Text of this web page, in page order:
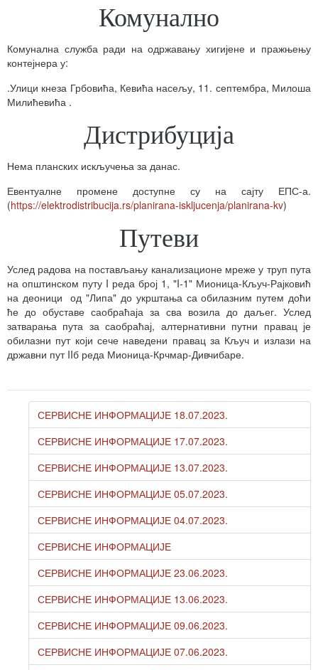
Комунално
Комунална служба ради на одржавању хигијене и пражњењу
контејнера у:
.Улици кнеза Грбовића, Кевића насељу, 11. септембра, Милоша
Милићевића .
Дистрибуција
Нема планских искључења за данас.
Евентуалне промене доступне су на сајту ЕПС-а.
(https://elektrodistribucija.rs/planirana-iskljucenja/planirana-kv)
Путеви
Услед радова на постављању канализационе мреже у труп пута
на општинском путу I реда број 1, "I-1" Мионица-Кључ-Рајковић
на деоници од "Липа" до укрштања са обилазним путем доћи
ће до обуставе саобраћаја за сва возила до даљег. Услед
затварања пута за саобраћај, алтернативни путни правац је
обилазни пут који сече наведени правац за Кључ и излази на
државни пут IIб реда Мионица-Крчмар-Дивчибаре.
СЕРВИСНЕ ИНФОРМАЦИЈЕ 18.07.2023.
СЕРВИСНЕ ИНФОРМАЦИЈЕ 17.07.2023.
СЕРВИСНЕ ИНФОРМАЦИЈЕ 13.07.2023.
СЕРВИСНЕ ИНФОРМАЦИЈЕ 05.07.2023.
СЕРВИСНЕ ИНФОРМАЦИЈЕ 04.07.2023.
СЕРВИСНЕ ИНФОРМАЦИЈЕ
СЕРВИСНЕ ИНФОРМАЦИЈЕ 23.06.2023.
СЕРВИСНЕ ИНФОРМАЦИЈЕ 13.06.2023.
СЕРВИСНЕ ИНФОРМАЦИЈЕ 09.06.2023.
СЕРВИСНЕ ИНФОРМАЦИЈЕ 07.06.2023.